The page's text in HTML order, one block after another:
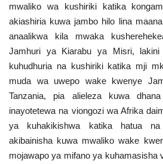
Nyaraka
Nafasi
Washiriki
Video
Maonyesho
mwaliko wa kushiriki katika
akiashiria kuwa jambo hilo lina
anaalikwa kila mwaka
Jamhuri ya Kiarabu ya Misri, lakini
kuhudhuria na kushiriki katika mji
muda wa uwepo wake kwenye
Tanzania, pia alieleza kuwa
inayotetewa na viongozi wa Afrika
ya kuhakikishwa katika hatua
akibainisha kuwa mwaliko wake
mojawapo ya mifano ya kuhamasisha